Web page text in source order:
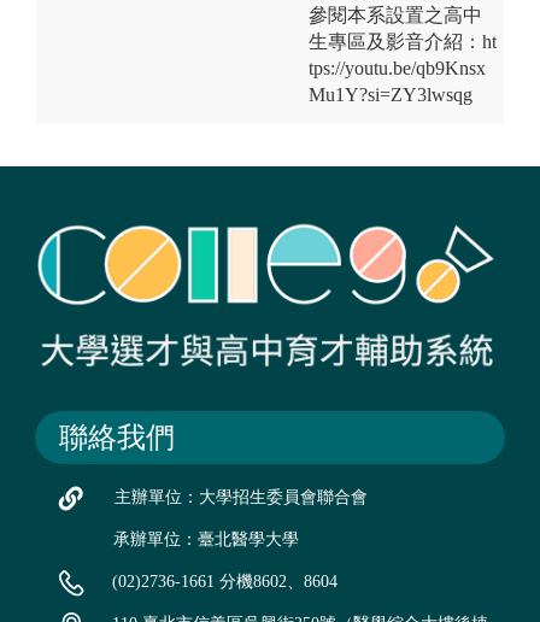
參閱本系設置之高中
生專區及影音介紹：ht
tps://youtu.be/qb9Knsx
Mu1Y?si=ZY3lwsqg
聯絡我們
主辦單位：大學招生委員會聯合會
承辦單位：臺北醫學大學
(02)2736-1661 分機8602、8604